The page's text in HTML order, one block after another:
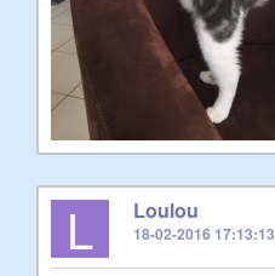
L Loulou
18-02-2016 17:13:13